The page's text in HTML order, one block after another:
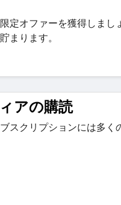
定オファーを獲得しまし
まります。
アの購読
スクリプションには多く